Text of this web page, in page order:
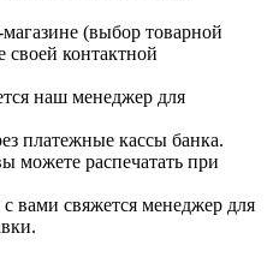
магазине (выбор товарной
своей контактной
наш менеджер для
платежные кассы банка.
распечатать при
вами свяжется менеджер для